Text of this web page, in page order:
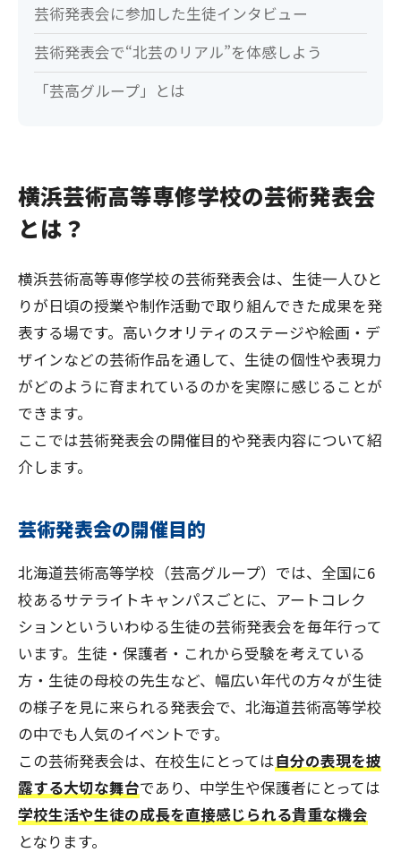
芸術発表会に参加した生徒インタビュー
芸術発表会で“北芸のリアル”を体感しよう
「芸高グループ」とは
横浜芸術高等専修学校の芸術発表会
とは？
横浜芸術高等専修学校の芸術発表会は、生徒一人ひと
りが日頃の授業や制作活動で取り組んできた成果を発
表する場です。高いクオリティのステージや絵画・デ
ザインなどの芸術作品を通して、生徒の個性や表現力
がどのように育まれているのかを実際に感じることが
できます。
ここでは芸術発表会の開催目的や発表内容について紹
介します。
芸術発表会の開催目的
北海道芸術高等学校（芸高グループ）では、全国に6
校あるサテライトキャンパスごとに、アートコレク
ションといういわゆる生徒の芸術発表会を毎年行って
います。生徒・保護者・これから受験を考えている
方・生徒の母校の先生など、幅広い年代の方々が生徒
の様子を見に来られる発表会で、北海道芸術高等学校
の中でも人気のイベントです。
この芸術発表会は、在校生にとっては自分の表現を披
露する大切な舞台であり、中学生や保護者にとっては
学校生活や生徒の成長を直接感じられる貴重な機会
となります。